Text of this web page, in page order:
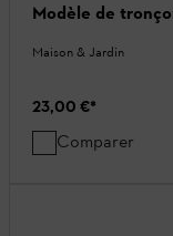
Modèle de
Maison & Jardin
23,00 €*
Comparer